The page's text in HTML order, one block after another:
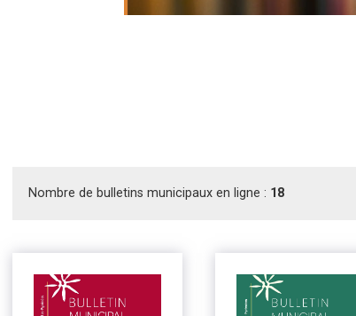
Nombre de bulletins municipaux en ligne : 18